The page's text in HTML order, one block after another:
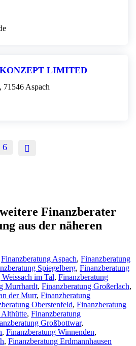
LIMITED
71546 Aspach
6
Finanzberater
aus der näheren
Finanzberatung Aspach, Finanzberatung
Spiegelberg, Finanzberatung
im Tal, Finanzberatung
Murrhardt, Finanzberatung Großerlach,
der Murr, Finanzberatung
Oberstenfeld, Finanzberatung
Althütte, Finanzberatung
Großbottwar,
, Finanzberatung Winnenden,
, Finanzberatung Erdmannhausen